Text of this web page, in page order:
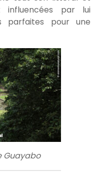
par lui
parfaites pour une
Guayabo